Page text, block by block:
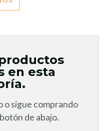
en esta
o sigue comprando
de abajo.